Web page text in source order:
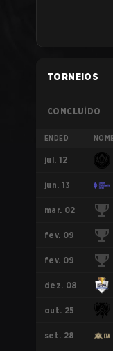
TORNEIOS
CONCLUÍDO
ENDED
jul. 12
jun. 13
mar. 02
fev. 09
fev. 09
dez. 08
out. 25
set. 28